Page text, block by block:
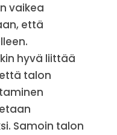
vaikea
että
hyvä liittää
talon
Samoin talon